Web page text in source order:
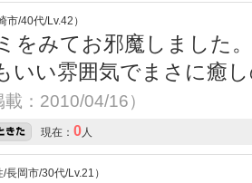
/40代/Lv.42）
をみてお邪魔しました
いい雰囲気でまさに癒
：2010/04/16）
現在： 0人
岡市/30代/Lv.21）